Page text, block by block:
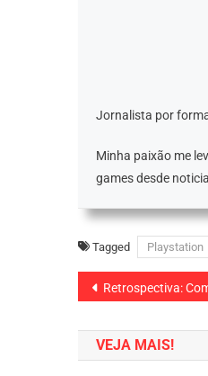
Jornalista por
Minha paixão me
games desde
Tagged Playstation
de
Post
Retrospectiva: Como
VEJA MAIS!